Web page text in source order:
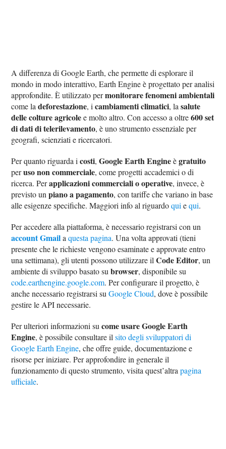
A differenza di Google Earth, che permette di esplorare il
mondo in modo interattivo, Earth Engine è progettato per analisi
approfondite. È utilizzato permonitorare fenomeni ambientali
come ladeforestazione, icambiamenti climatici, lasalute
delle colture agricolee molto altro. Con accesso a oltre600 set
di dati di telerilevamento, è uno strumento essenziale per
geografi, scienziati e ricercatori.
Per quanto riguarda icosti,Google Earth Engineègratuito
peruso non commerciale, come progetti accademici o di
ricerca. Perapplicazioni commerciali o operative, invece, è
previsto unpiano a pagamento, con tariffe che variano in base
alle esigenze specifiche. Maggiori info al riguardoqui equi.
Per accedere alla piattaforma, è necessario registrarsi con un
account Gmailaquesta pagina. Una volta approvati (tieni
presente che le richieste vengono esaminate e approvate entro
una settimana), gli utenti possono utilizzare ilCode Editor, un
ambiente di sviluppo basato subrowser, disponibile su
code.earthengine.google.com. Per configurare il progetto, è
anche necessario registrarsi suGoogle Cloud, dove è possibile
gestire le API necessarie.
Per ulteriori informazioni sucome usare Google Earth
Engine, è possibile consultare ilsito degli sviluppatori di
Google Earth Engine, che offre guide, documentazione e
risorse per iniziare. Per approfondire in generale il
funzionamento di questo strumento, visita quest’altrapagina
ufficiale.